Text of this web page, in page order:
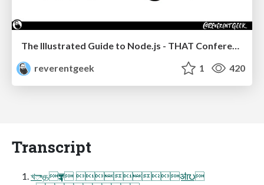
reverentgeek
1 420
Transcript
খాதҭੜ ॳ൛